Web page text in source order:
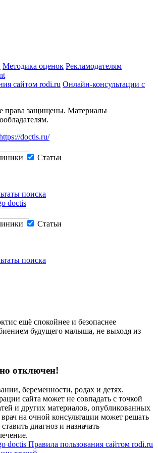
Методика оценок Рекламодателям
сайтом rodi.ru Онлайн-консультации с
права защищены. Материалы
doctis.ru/
Статьи
поиска
Статьи
поиска
ещё спокойнее и безопаснее
будущего малыша, не выходя из
отключен!
беременности, родах и детях.
сайта может не совпадать с точкой
и других материалов, опубликованных
на очной консультации может решать
диагноз и назначать
Правила пользования сайтом rodi.ru